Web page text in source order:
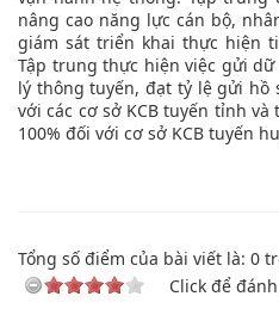
nâng cao năng lực cán bộ,
giám sát triển khai thực hiện
Tập trung thực hiện việc gửi
lý thông tuyến, đạt tỷ lệ gửi hồ
với các cơ sở KCB tuyến tỉnh
100% đối với cơ sở KCB tuyến
Tổng số điểm của bài viết là: 0
Click để